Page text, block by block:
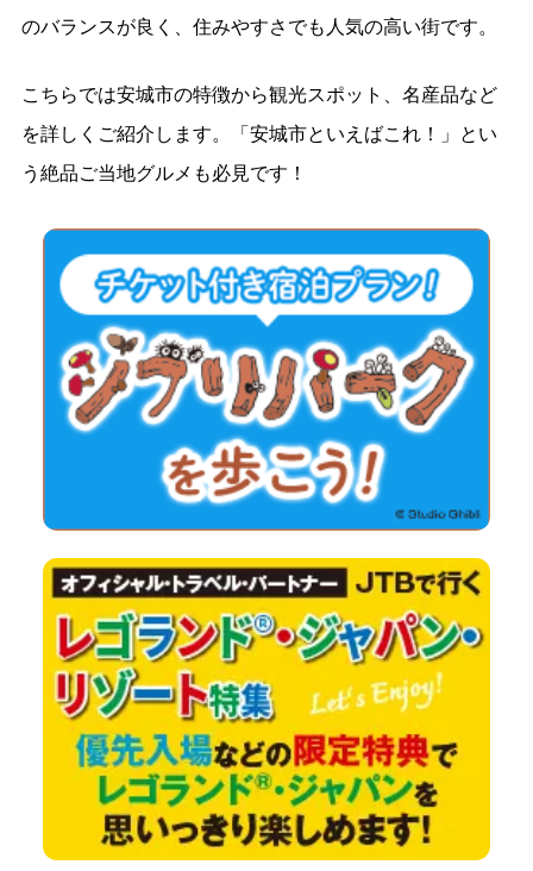
のバランスが良く、住みやすさでも人気の高い街です。
こちらでは安城市の特徴から観光スポット、名産品など
を詳しくご紹介します。「安城市といえばこれ！」とい
う絶品ご当地グルメも必見です！